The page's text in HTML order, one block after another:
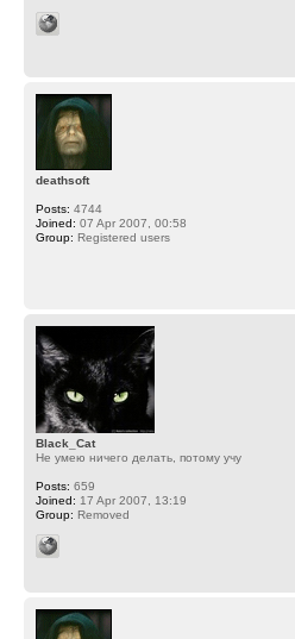
deathsoft
Posts: 4744
Joined: 07 Apr 2007, 00:58
Group: Registered users
Black_Cat
Не умею ничего делать, потому учу
Posts: 659
Joined: 17 Apr 2007, 13:19
Group: Removed